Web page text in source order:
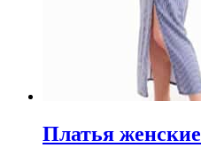
Платья женские